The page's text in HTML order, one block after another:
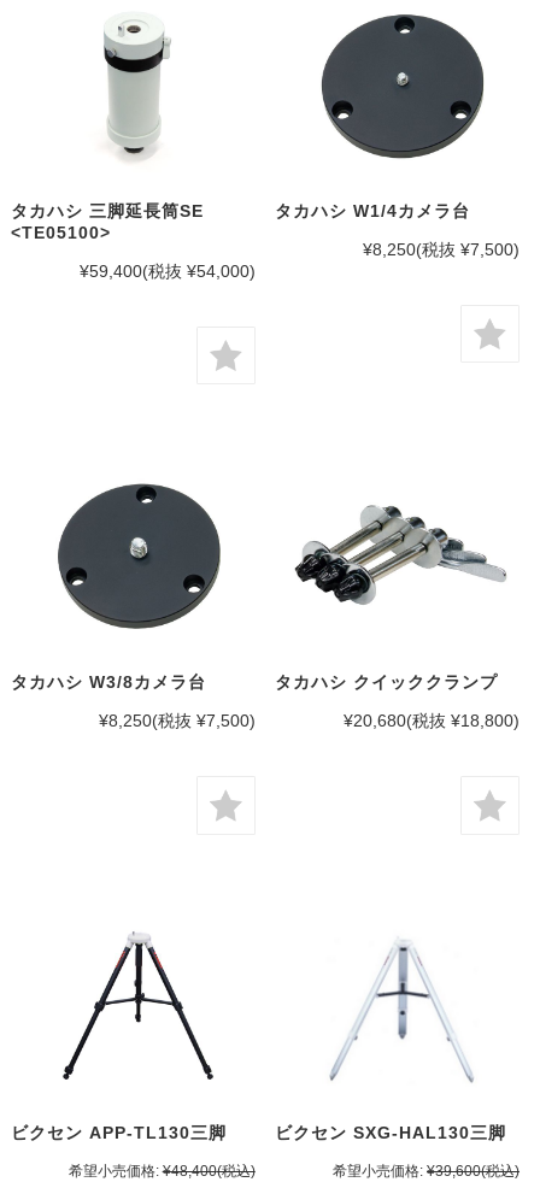
タカハシ 三脚延長筒SE
<TE05100>
¥59,400(税抜 ¥54,000)
タカハシ W1/4カメラ台
¥8,250(税抜 ¥7,500)
タカハシ W3/8カメラ台
¥8,250(税抜 ¥7,500)
タカハシ クイッククランプ
¥20,680(税抜 ¥18,800)
ビクセン APP-TL130三脚
希望小売価格: ¥48,400(税込)
ビクセン SXG-HAL130三脚
希望小売価格: ¥39,600(税込)